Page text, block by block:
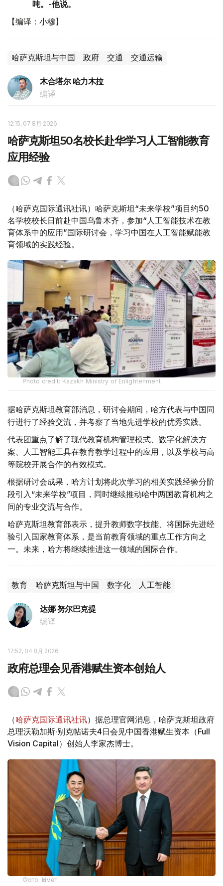
吨。-他说。
【编译：小穆】
哈萨克斯坦与中国 政府 交通 交通运输
木合塔尔 哈力木拉
编译
12:15, 07 8月 2026
哈萨克斯坦50名校长赴华学习人工智能教育
应用经验
（哈萨克国际通讯社讯）哈萨克斯坦“未来学校”项目约50
名学校校长日前赴中国乌鲁木齐，参加“人工智能技术在教
育体系中的应用”国际研讨会，学习中国在人工智能赋能教
育领域的实践经验。
Photo credit: Kazakh Ministry of Enlightenment
据哈萨克斯坦教育部消息，研讨会期间，哈方代表与中国同
行进行了经验交流，并考察了当地先进学校的优秀实践。
代表团重点了解了现代教育机构管理模式、数字化解决方
案、人工智能工具在教育教学过程中的应用，以及学校与高
等院校开展合作的有效模式。
根据研讨会成果，哈方计划将此次学习的相关实践经验分阶
段引入“未来学校”项目，同时继续推动哈中两国教育机构之
间的专业交流与合作。
哈萨克斯坦教育部表示，提升教师数字技能、将国际先进经
验引入国家教育体系，是当前教育领域的重点工作方向之
一。未来，哈方将继续推进这一领域的国际合作。
教育 哈萨克斯坦与中国 数字化 人工智能
达娜 努尔巴克提
编译
17:52, 04 8月 2026
政府总理会见香港赋生资本创始人
（哈萨克国际通讯社讯）据总理官网消息，哈萨克斯坦政府
总理沃勒加斯·别克帖诺夫4日会见中国香港赋生资本（Full
Vision Capital）创始人李家杰博士。
Фото: Үкімет